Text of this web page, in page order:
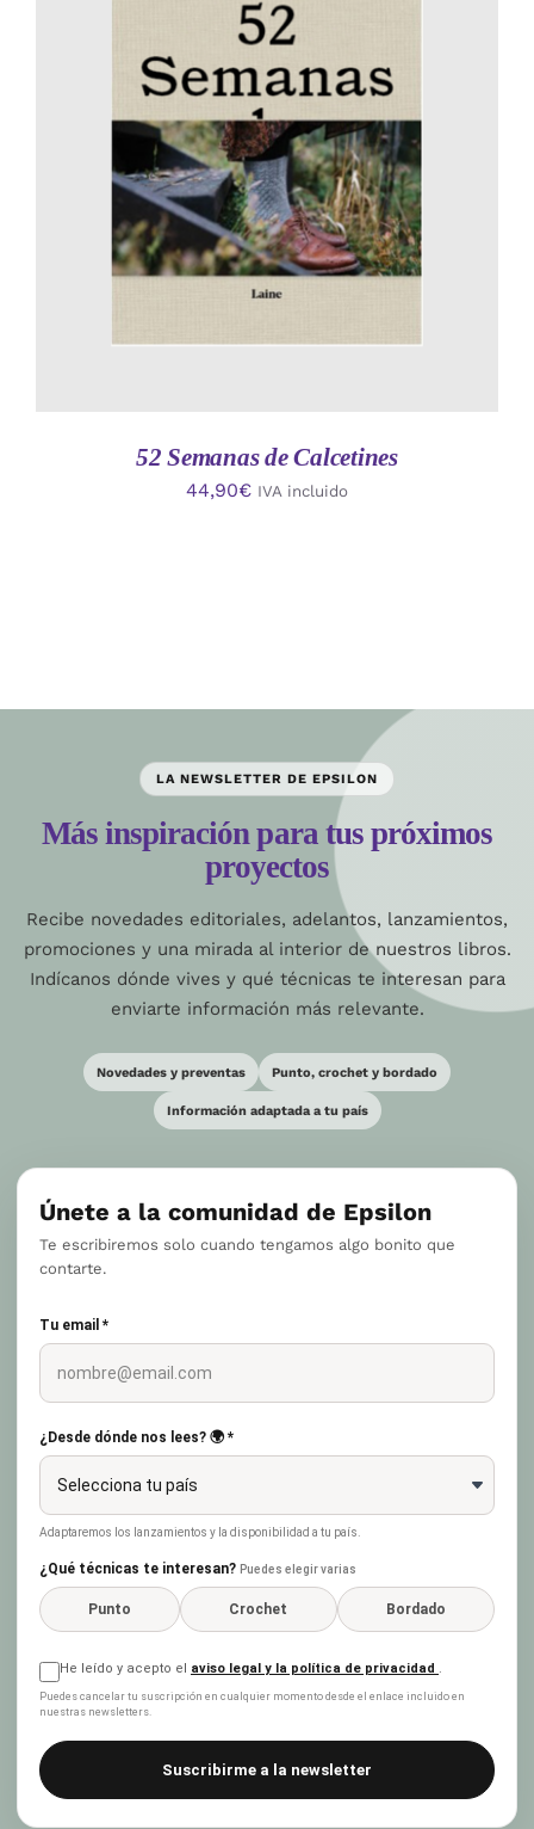
AÑADIR AL CARRITO
/
DETALLES
52 Semanas de Calcetines
44,90€ IVA incluido
LA NEWSLETTER DE EPSILON
Más inspiración para tus próximos
proyectos
Recibe novedades editoriales, adelantos, lanzamientos,
promociones y una mirada al interior de nuestros libros.
Indícanos dónde vives y qué técnicas te interesan para
enviarte información más relevante.
Novedades y preventas Punto, crochet y bordado
Información adaptada a tu país
Únete a la comunidad de Epsilon
Te escribiremos solo cuando tengamos algo bonito que
contarte.
Tu email *
¿Desde dónde nos lees? 🌍 *
Adaptaremos los lanzamientos y la disponibilidad a tu país.
¿Qué técnicas te interesan? Puedes elegir varias
Punto Crochet Bordado
He leído y acepto el aviso legal y la política de privacidad .
Puedes cancelar tu suscripción en cualquier momento desde el enlace incluido en
nuestras newsletters.
Suscribirme a la newsletter